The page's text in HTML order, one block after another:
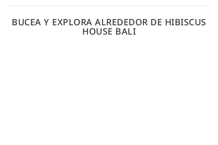
BUCEA Y EXPLORA ALREDEDOR DE HIBISCUS
HOUSE BALI